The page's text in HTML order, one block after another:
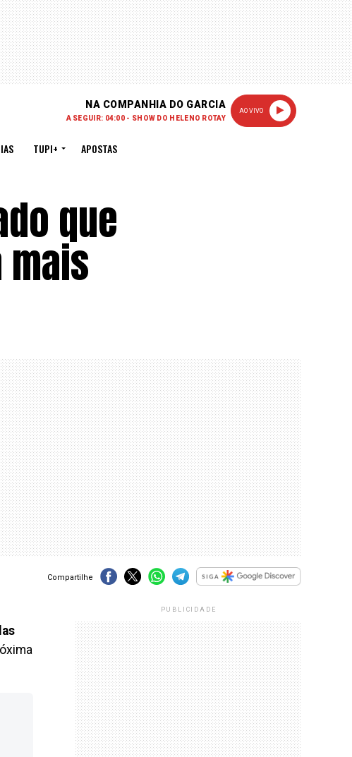
NA COMPANHIA DO GARCIA
A SEGUIR: 04:00 - SHOW DO HELENO ROTAY
AO VIVO
TUPI+ APOSTAS
que
mais
Compartilhe
PUBLICIDADE